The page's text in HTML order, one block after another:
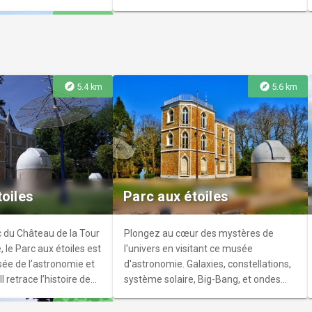
de la
de la boucle de
sur 20 hectares,
rares et révèle
en zone naturelle
l'étang de
explore 5.4 km
Château de la Tour
le Parc aux étoiles est
de l’astronomie et
retrace l’histoire de
explore 5.6 km
Parc aux étoiles
Plongez au cœur des mystères de
l'univers en visitant ce musée
d'astronomie. Galaxies, constellations,
système solaire, Big-Bang, et ondes